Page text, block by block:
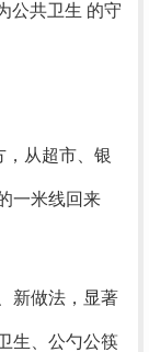
公共卫生 的守
从超市、银
一米线回来
新做法，显著
生、公勺公筷